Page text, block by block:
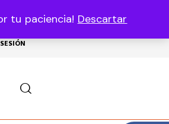
tu paciencia! Descartar
$